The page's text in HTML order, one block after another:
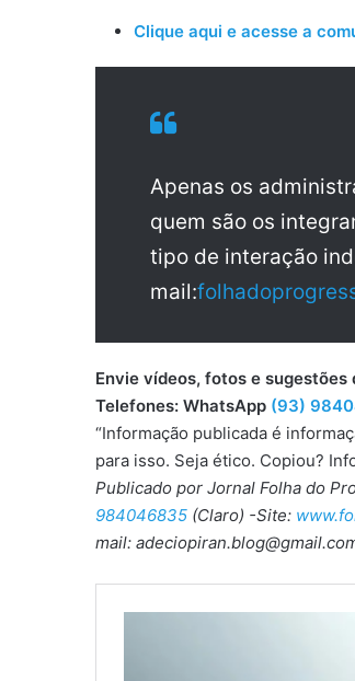
Clique aqui e acesse a
Apenas os
quem são os
tipo de interação
mail:
Envie vídeos, fotos e sugestões
Telefones: WhatsApp (93)
“Informação publicada é
para isso. Seja ético. Copiou?
Publicado por Jornal Folha do
984046835 (Claro) -Site:
mail: